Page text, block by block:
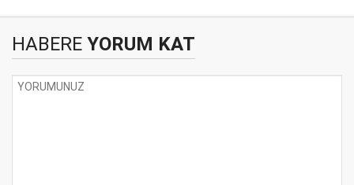
HABERE YORUM KAT